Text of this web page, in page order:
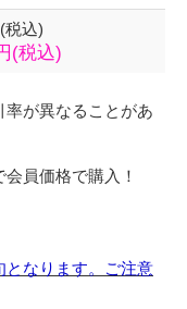
税込)
(税込)
率が異なることがあ
会員価格で購入！
となります。ご注意